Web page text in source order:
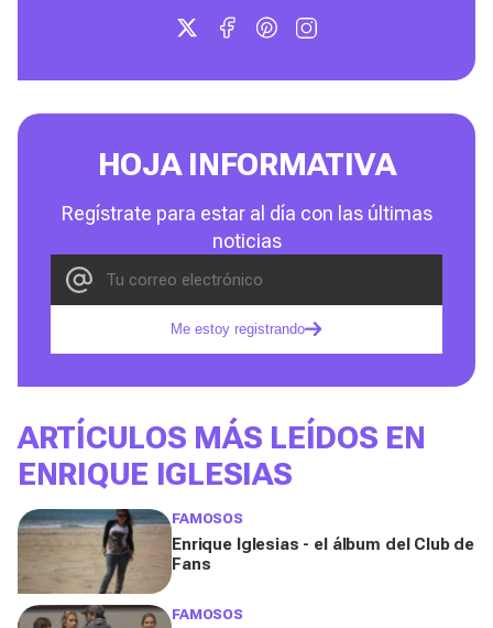
HOJA INFORMATIVA
Regístrate para estar al día con las últimas
noticias
Me estoy registrando
ARTÍCULOS MÁS LEÍDOS EN
ENRIQUE IGLESIAS
FAMOSOS
Enrique Iglesias - el álbum del Club de
Fans
FAMOSOS